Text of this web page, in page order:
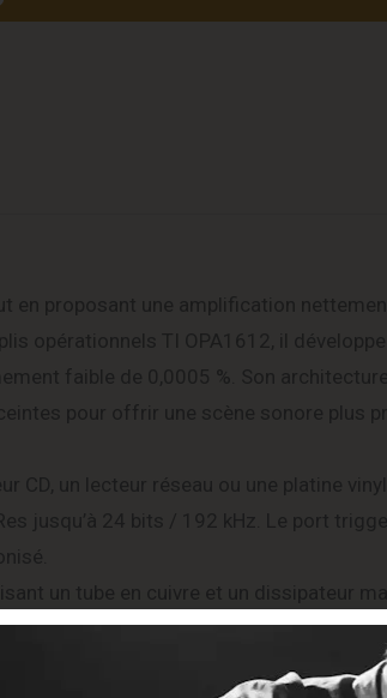
le WiiM VibeLink Amp constitue une